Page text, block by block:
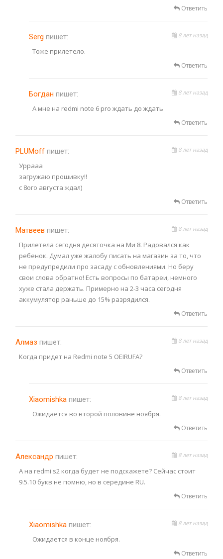
Ответить
Sergпишет: 8 лет назад
Тоже прилетело.
Ответить
Богданпишет: 8 лет назад
А мне на redmi note 6 pro ждать до ждать
Ответить
PLUMoff пишет: 8 лет назад
Уррааа
загружаю прошивку!!
с 8ого августа ждал)
Ответить
Матвеев пишет: 8 лет назад
Прилетела сегодня десяточка на Ми 8. Радовался как
ребенок. Думал уже жалобу писать на магазин за то, что
не предупредили про засаду с обновлениями. Но беру
свои слова обратно! Есть вопросы по батареи, немного
хуже стала держать. Примерно на 2-3 часа сегодня
аккумулятор раньше до 15% разрядился.
Ответить
Алмаз пишет: 8 лет назад
Когда придет на Redmi note 5 OEIRUFA?
Ответить
Xiaomishkaпишет: 8 лет назад
Ожидается во второй половине ноября.
Ответить
Александр пишет: 8 лет назад
А на redmi s2 когда будет не подскажете? Сейчас стоит
9.5.10 букв не помню, но в середине RU.
Ответить
Xiaomishkaпишет: 8 лет назад
Ожидается в конце ноября.
Ответить